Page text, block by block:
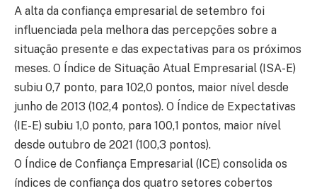
A alta da confiança empresarial de setembro foi
influenciada pela melhora das percepções sobre a
situação presente e das expectativas para os próximos
meses. O Índice de Situação Atual Empresarial (ISA-E)
subiu 0,7 ponto, para 102,0 pontos, maior nível desde
junho de 2013 (102,4 pontos). O Índice de Expectativas
(IE-E) subiu 1,0 ponto, para 100,1 pontos, maior nível
desde outubro de 2021 (100,3 pontos).
O Índice de Confiança Empresarial (ICE) consolida os
índices de confiança dos quatro setores cobertos